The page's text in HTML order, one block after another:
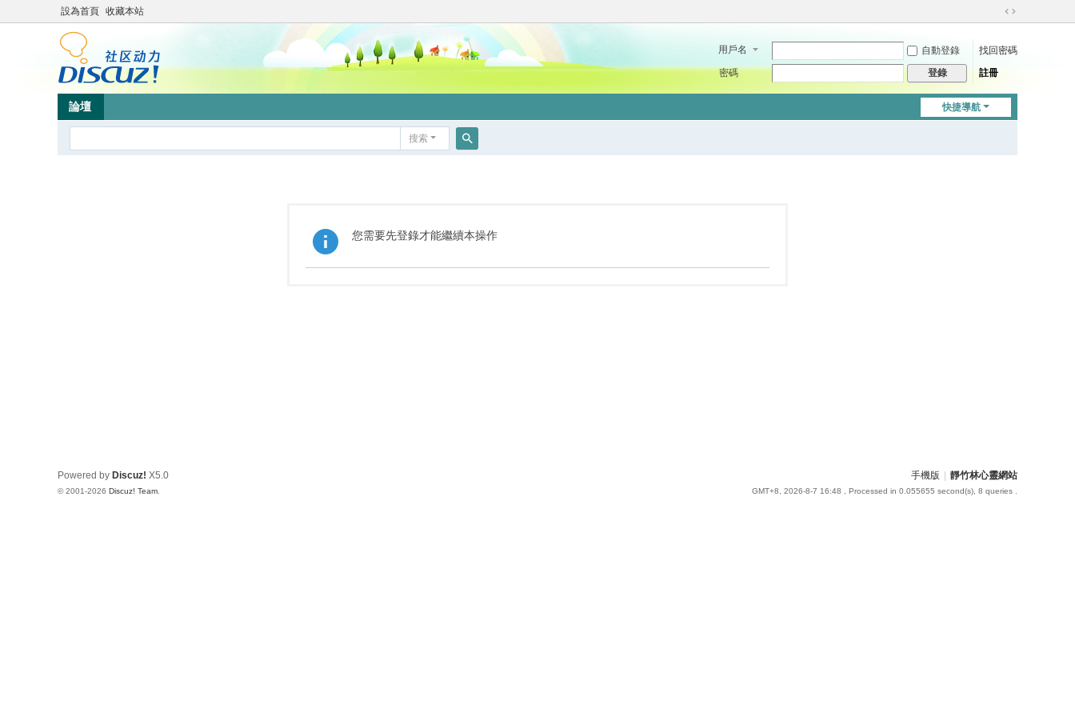
設為首頁 收藏本站
切
到
用戶名 自動登錄
找回密碼
密碼
登錄 註冊
快捷導航
論壇
搜索
您需要先登錄才能繼續本操作
手機版 靜竹林心靈網站
GMT+8, 2026-8-7 16:48 , Processed in 0.055655 second(s), 8 queries .
Powered by Discuz! X5.0
© 2001-2026 Discuz! Team